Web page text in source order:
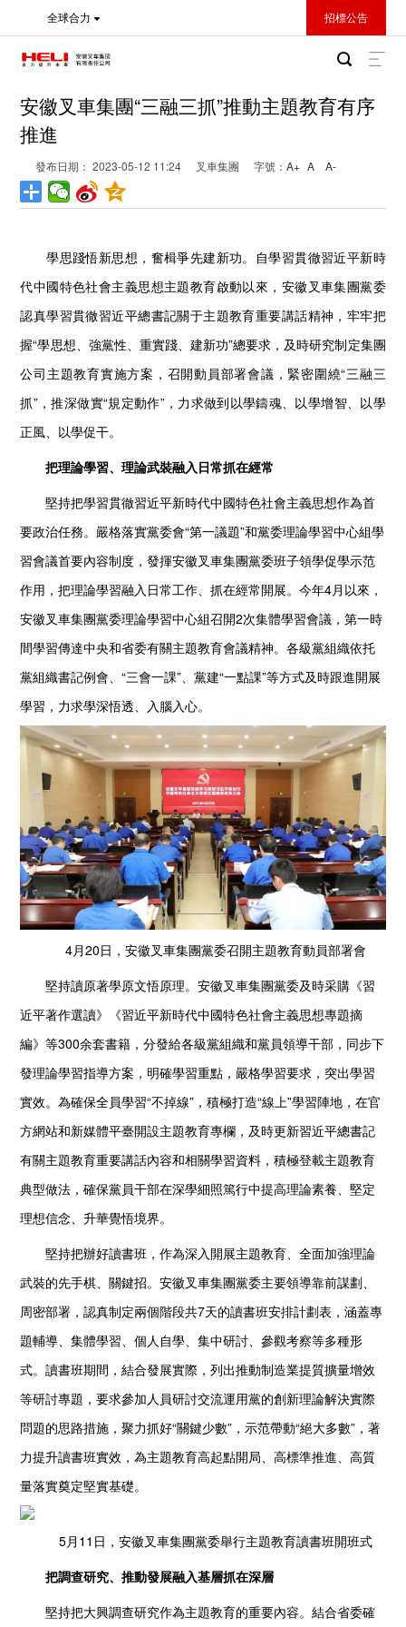
全球合力 招標公告
安徽叉車集團“三融三抓”推動主題教育有序
推進
發布日期： 2023-05-12 11:24 叉車集團 字號： A+ A A-
學思踐悟新思想，奮楫爭先建新功。自學習貫徹習近平新時
代中國特色社會主義思想主題教育啟動以來，安徽叉車集團黨委
認真學習貫徹習近平總書記關于主題教育重要講話精神，牢牢把
握“學思想、強黨性、重實踐、建新功”總要求，及時研究制定集團
公司主題教育實施方案，召開動員部署會議，緊密圍繞“三融三
抓”，推深做實“規定動作”，力求做到以學鑄魂、以學增智、以學
正風、以學促干。
把理論學習、理論武裝融入日常抓在經常
堅持把學習貫徹習近平新時代中國特色社會主義思想作為首
要政治任務。嚴格落實黨委會“第一議題”和黨委理論學習中心組學
習會議首要內容制度，發揮安徽叉車集團黨委班子領學促學示范
作用，把理論學習融入日常工作、抓在經常開展。今年4月以來，
安徽叉車集團黨委理論學習中心組召開2次集體學習會議，第一時
間學習傳達中央和省委有關主題教育會議精神。各級黨組織依托
黨組織書記例會、“三會一課”、黨建“一點課”等方式及時跟進開展
學習，力求學深悟透、入腦入心。
4月20日，安徽叉車集團黨委召開主題教育動員部署會
堅持讀原著學原文悟原理。安徽叉車集團黨委及時采購《習
近平著作選讀》《習近平新時代中國特色社會主義思想專題摘
編》等300余套書籍，分發給各級黨組織和黨員領導干部，同步下
發理論學習指導方案，明確學習重點，嚴格學習要求，突出學習
實效。為確保全員學習“不掉線”，積極打造“線上”學習陣地，在官
方網站和新媒體平臺開設主題教育專欄，及時更新習近平總書記
有關主題教育重要講話內容和相關學習資料，積極登載主題教育
典型做法，確保黨員干部在深學細照篤行中提高理論素養、堅定
理想信念、升華覺悟境界。
堅持把辦好讀書班，作為深入開展主題教育、全面加強理論
武裝的先手棋、關鍵招。安徽叉車集團黨委主要領導靠前謀劃、
周密部署，認真制定兩個階段共7天的讀書班安排計劃表，涵蓋專
題輔導、集體學習、個人自學、集中研討、參觀考察等多種形
式。讀書班期間，結合發展實際，列出推動制造業提質擴量增效
等研討專題，要求參加人員研討交流運用黨的創新理論解決實際
問題的思路措施，聚力抓好“關鍵少數”，示范帶動“絕大多數”，著
力提升讀書班實效，為主題教育高起點開局、高標準推進、高質
量落實奠定堅實基礎。
5月11日，安徽叉車集團黨委舉行主題教育讀書班開班式
把調查研究、推動發展融入基層抓在深層
堅持把大興調查研究作為主題教育的重要內容。結合省委確